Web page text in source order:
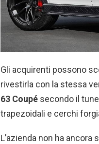
Gli acquirenti possono
rivestirla con la stessa
63 Coupé secondo il
trapezoidali e cerchi
L’azienda non ha